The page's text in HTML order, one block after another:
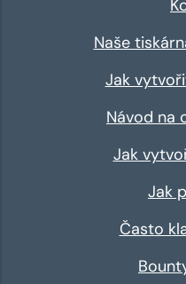
Naše
Jak
Návod na
Jak
Jak
Často